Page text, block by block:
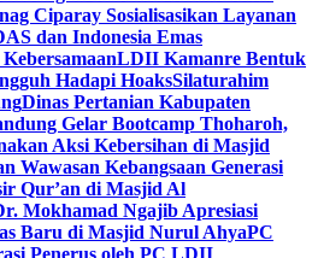
Ciparay Sosialisasikan Layanan
dan Indonesia Emas
LDII Kamanre Bentuk
Hadapi HoaksSilaturahim
Dinas Pertanian Kabupaten
Gelar Bootcamp Thoharoh,
Aksi Kebersihan di Masjid
Wawasan Kebangsaan Generasi
Qur’an di Masjid Al
Mokhamad Ngajib Apresiasi
Baru di Masjid Nurul AhyaPC
Penerus oleh PC LDII